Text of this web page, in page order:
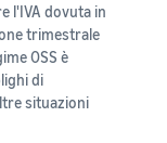
l'IVA dovuta in
trimestrale
OSS è
di
situazioni